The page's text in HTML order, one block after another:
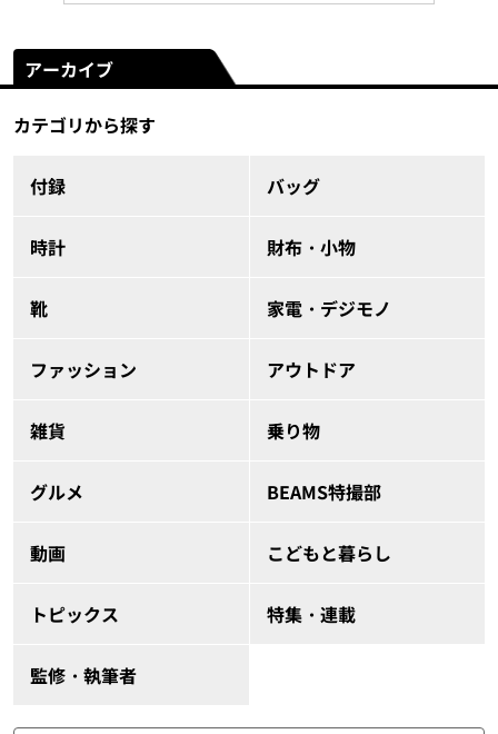
アーカイブ
カテゴリから探す
付録 バッグ
時計 財布・小物
靴 家電・デジモノ
ファッション アウトドア
雑貨 乗り物
グルメ BEAMS特撮部
動画 こどもと暮らし
トピックス 特集・連載
監修・執筆者